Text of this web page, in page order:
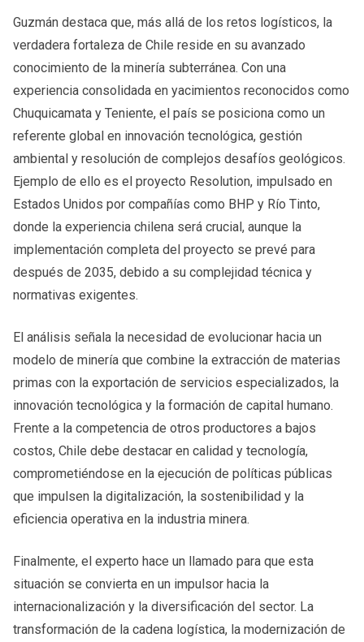
Guzmán destaca que, más allá de los retos logísticos, la
verdadera fortaleza de Chile reside en su avanzado
conocimiento de la minería subterránea. Con una
experiencia consolidada en yacimientos reconocidos como
Chuquicamata y Teniente, el país se posiciona como un
referente global en innovación tecnológica, gestión
ambiental y resolución de complejos desafíos geológicos.
Ejemplo de ello es el proyecto Resolution, impulsado en
Estados Unidos por compañías como BHP y Río Tinto,
donde la experiencia chilena será crucial, aunque la
implementación completa del proyecto se prevé para
después de 2035, debido a su complejidad técnica y
normativas exigentes.
El análisis señala la necesidad de evolucionar hacia un
modelo de minería que combine la extracción de materias
primas con la exportación de servicios especializados, la
innovación tecnológica y la formación de capital humano.
Frente a la competencia de otros productores a bajos
costos, Chile debe destacar en calidad y tecnología,
comprometiéndose en la ejecución de políticas públicas
que impulsen la digitalización, la sostenibilidad y la
eficiencia operativa en la industria minera.
Finalmente, el experto hace un llamado para que esta
situación se convierta en un impulsor hacia la
internacionalización y la diversificación del sector. La
transformación de la cadena logística, la modernización de